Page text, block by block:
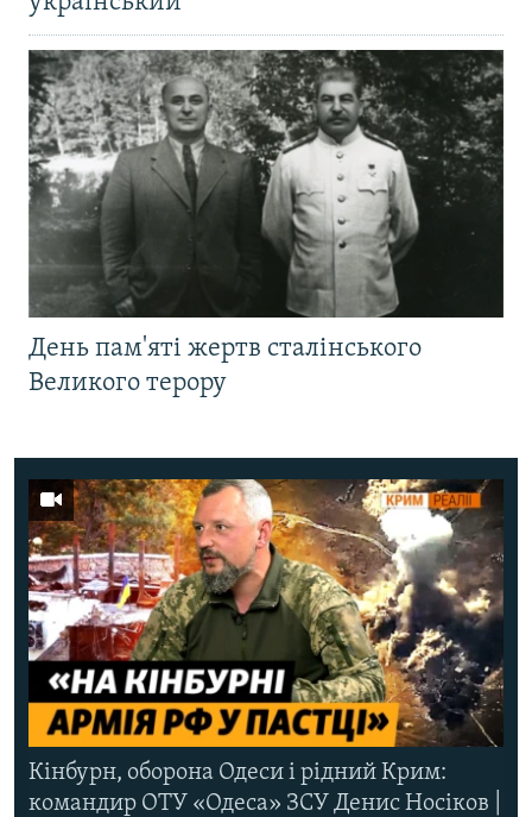
День пам'яті жертв сталінського
Великого терору
Кінбурн, оборона Одеси і рідний Крим:
командир ОТУ «Одеса» ЗСУ Денис Носіков |